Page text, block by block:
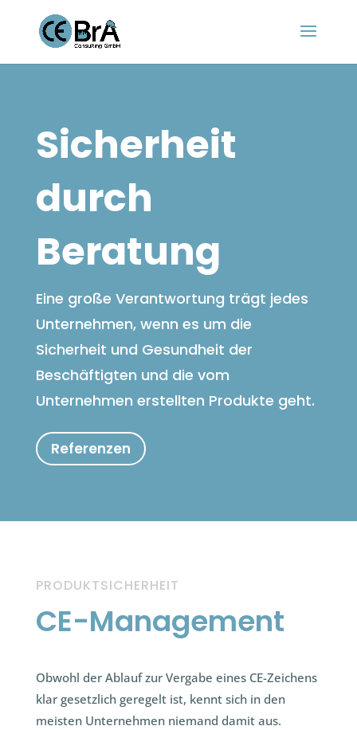
Sicherheit
durch
Beratung
Eine große Verantwortung trägt jedes
Unternehmen, wenn es um die
Sicherheit und Gesundheit der
Beschäftigten und die vom
Unternehmen erstellten Produkte geht.
Referenzen
PRODUKTSICHERHEIT
CE-Management
Obwohl der Ablauf zur Vergabe eines CE-Zeichens
klar gesetzlich geregelt ist, kennt sich in den
meisten Unternehmen niemand damit aus.